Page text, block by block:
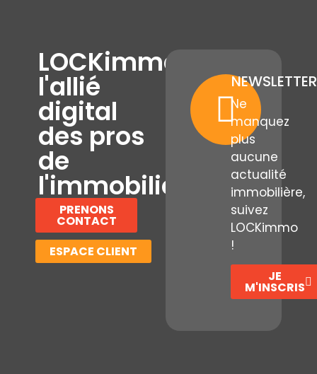
LOCKimmo,
l'allié
digital
des pros
de
l'immobilier
PRENONS
CONTACT
ESPACE CLIENT
NEWSLETTER
Ne
manquez
plus
aucune
actualité
immobilière,
suivez
LOCKimmo
!
JE
M'INSCRIS